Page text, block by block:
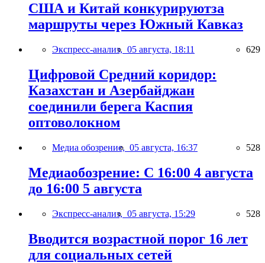
США и Китай конкурируютза
маршруты через Южный Кавказ
Экспресс-анализ, 05 августа, 18:11 629
Цифровой Средний коридор:
Казахстан и Азербайджан
соединили берега Каспия
оптоволокном
Медиа обозрение, 05 августа, 16:37 528
Медиаобозрение: С 16:00 4 августа
до 16:00 5 августа
Экспресс-анализ, 05 августа, 15:29 528
Вводится возрастной порог 16 лет
для социальных сетей